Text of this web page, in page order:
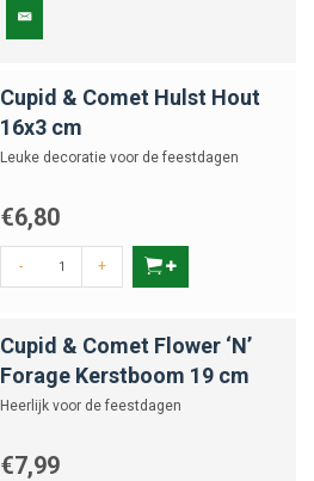
Cupid & Comet Hulst Hout
16x3 cm
Leuke decoratie voor de feestdagen
€6,80
- +
Cupid & Comet Flower ‘N’
Forage Kerstboom 19 cm
Heerlijk voor de feestdagen
€7,99